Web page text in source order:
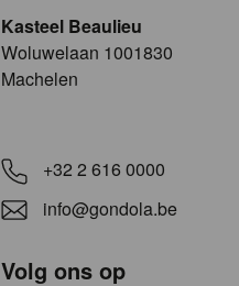
Kasteel Beaulieu
​​​Woluwelaan 1001830
Machelen
+32 2 616 0000
info@gondola.be
Volg ons op